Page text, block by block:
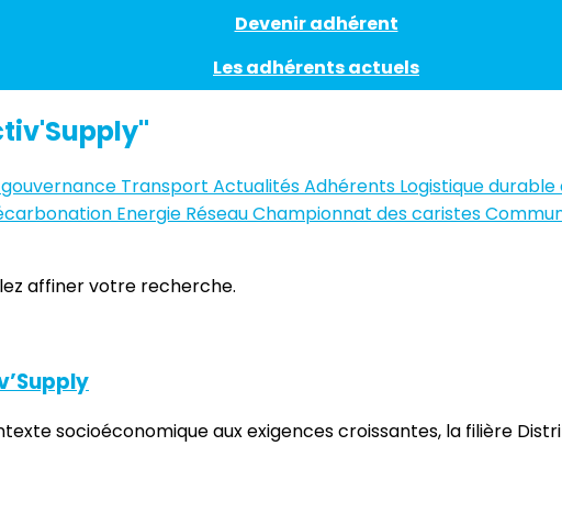
Devenir adhérent
Les adhérents actuels
gouvernance Transport Actualités Adhérents Logistique
Energie RéseauChampionnat des caristes
affiner votre recherche.
socioéconomique aux exigences croissantes, la filière